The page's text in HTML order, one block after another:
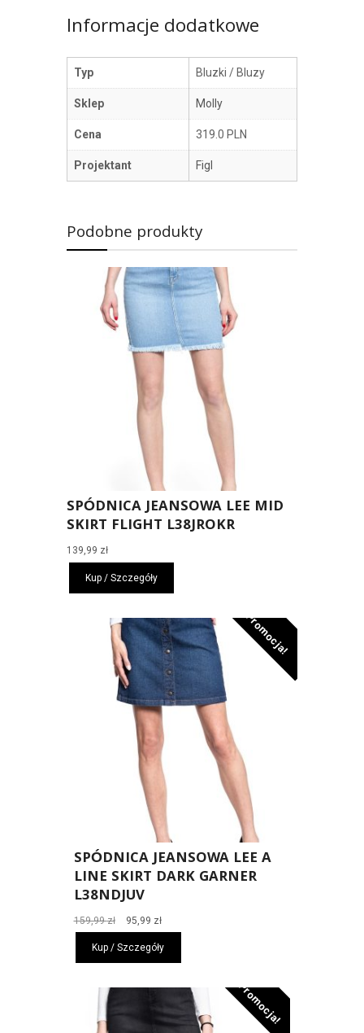
Informacje dodatkowe
Typ Bluzki / Bluzy
Sklep Molly
Cena 319.0 PLN
Projektant Figl
Podobne produkty
SPÓDNICA JEANSOWA LEE MID
SKIRT FLIGHT L38JROKR
139,99 zł
Kup / Szczegóły
Promocja!
SPÓDNICA JEANSOWA LEE A
LINE SKIRT DARK GARNER
L38NDJUV
159,99zł
Pierwotna
cena
wynosiła:
159,99 zł.
95,99 złAktualna
cena
wynosi:
95,99 zł.
Kup / Szczegóły
Promocja!